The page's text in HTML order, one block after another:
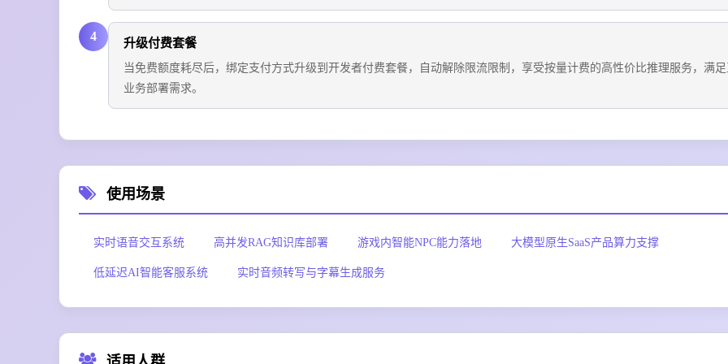
4 升级付费套餐
当免费额度耗尽后，绑定支付方式升级到开发者付费套餐，自动解除限流限制，享受按量计费的高性价比推理服务，满
业务部署需求。
使用场景
实时语音交互系统 高并发RAG知识库部署 游戏内智能NPC能力落地 大模型原生SaaS产品算力支撑
低延迟AI智能客服系统 实时音频转写与字幕生成服务